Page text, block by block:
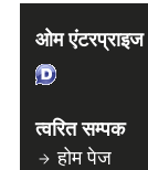
ओम एंटरप्राइज
त्वरित सम्पक
होम पेज